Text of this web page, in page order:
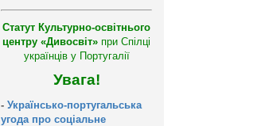
Статут Культурно-освітнього
центру «Дивосвіт» при Спілці
українців у Португалії
Увага!
- Українсько-португальська
угода про соціальне